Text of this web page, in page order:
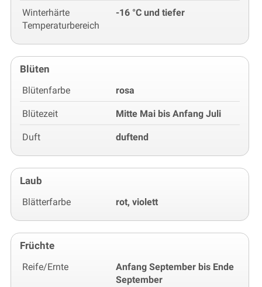
Winterhärte
Temperaturbereich
-16 °C und tiefer
Blüten
Blütenfarbe rosa
Blütezeit Mitte Mai bis Anfang Juli
Duft duftend
Laub
Blätterfarbe rot, violett
Früchte
Reife/Ernte
Anfang September bis Ende
September